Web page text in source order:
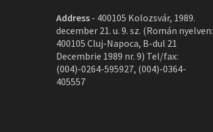
Address - 400105 Kolozsvár, 1989.
december 21. u. 9. sz. (Román nyelven:
400105 Cluj-Napoca, B-dul 21
Decembrie 1989 nr. 9) Tel/fax:
(004)-0264-595927, (004)-0364-
405557